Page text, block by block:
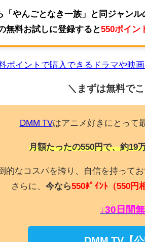
「やんごとなき一族」と同ジャン
無料お試しに登録すると550ポイン
ポイントで購入できるドラマや映
＼まずは無料で
DMM TVはアニメ好きにとって
月額たったの550円で、約19
的なコスパを誇り、自信を持って
さらに、 今なら550ﾎﾟｲﾝﾄ（550円
↓30日間